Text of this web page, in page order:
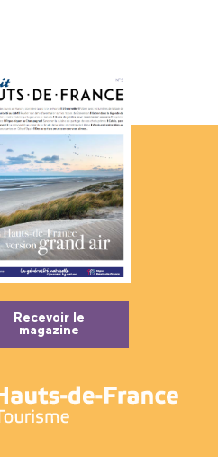
Recevoir le
magazine